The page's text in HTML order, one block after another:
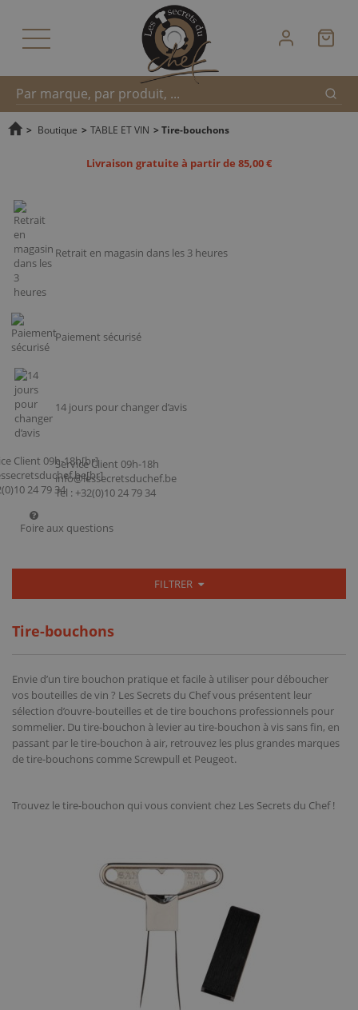
Recherche
> Boutique > TABLE ET VIN > Tire-bouchons
Livraison gratuite à partir de 85,00 €
Retrait en magasin dans les 3 heures
Paiement sécurisé
14 jours pour changer d’avis
Service Client 09h-18h
info@lessecretsduchef.be
Tel : +32(0)10 24 79 34
Foire aux questions
FILTRER
Tire-bouchons
Envie d’un tire bouchon pratique et facile à utiliser pour déboucher
vos bouteilles de vin ? Les Secrets du Chef vous présentent leur
sélection d’ouvre-bouteilles et de tire bouchons professionnels pour
sommelier. Du tire-bouchon à levier au tire-bouchon à vis sans fin, en
passant par letire-bouchon à air, retrouvez les plus grandes marques
de tire-bouchons comme Screwpull et Peugeot.
Trouvez le tire-bouchon qui vous convient chez Les Secrets du Chef !